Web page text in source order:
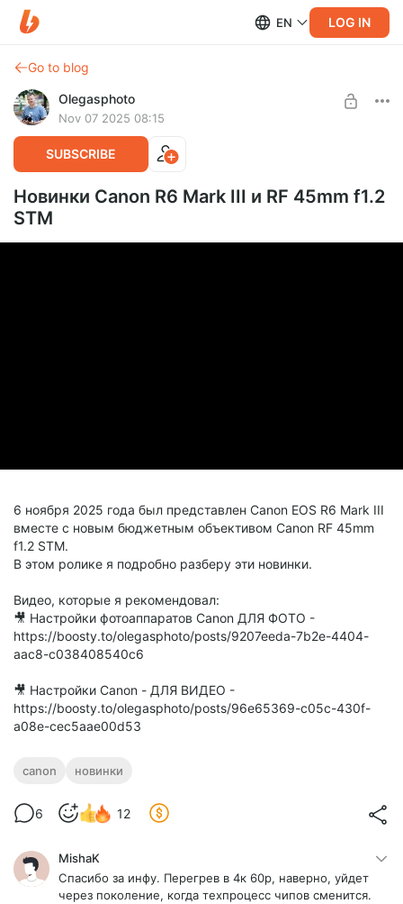
EN LOG IN
Go to blog
Olegasphoto
Nov 07 2025 08:15
SUBSCRIBE
Новинки Canon R6 Mark III и RF 45mm f1.2
STM
6 ноября 2025 года был представлен Canon EOS R6 Mark III
вместе с новым бюджетным объективом Canon RF 45mm
f1.2 STM.
В этом ролике я подробно разберу эти новинки.
Видео, которые я рекомендовал:
🎥 Настройки фотоаппаратов Canon ДЛЯ ФОТО -
https://boosty.to/olegasphoto/posts/9207eeda-7b2e-4404-
aac8-c038408540c6
🎥 Настройки Canon - ДЛЯ ВИДЕО -
https://boosty.to/olegasphoto/posts/96e65369-c05c-430f-
a08e-cec5aae00d53
canon новинки
6 12
MishaK
Спасибо за инфу. Перегрев в 4к 60р, наверно, уйдет
через поколение, когда техпроцесс чипов сменится.